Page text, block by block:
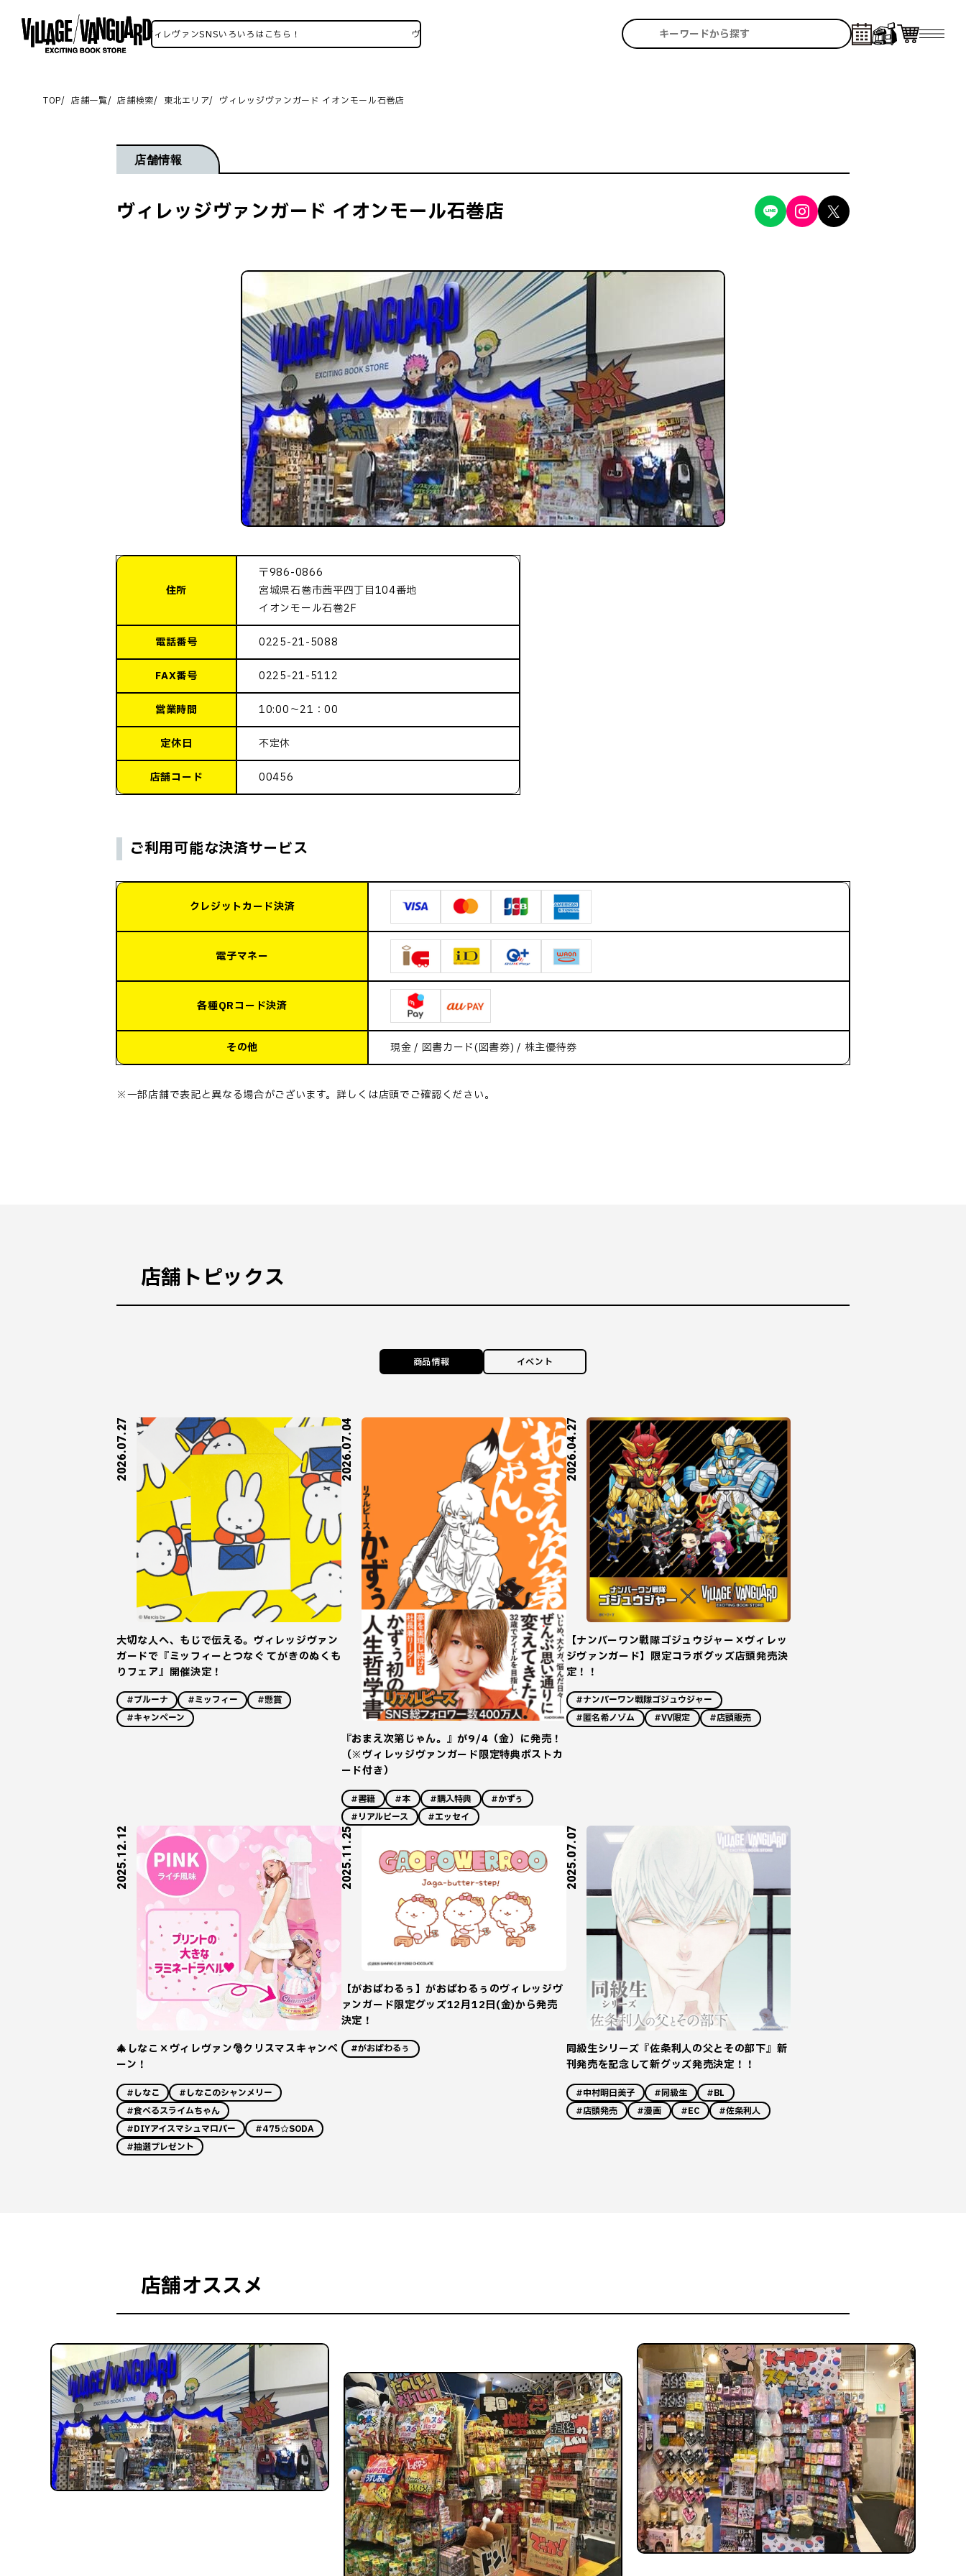
ヴィレヴァンSNSいろいろはこちら！ ヴィレヴァンSNSいろいろはこちら！
TOP 店舗一覧 店舗検索 東北エリア ヴィレッジヴァンガード イオンモール石巻店
店舗情報
ヴィレッジヴァンガード イオンモール石巻店
住所
〒986-0866
宮城県石巻市茜平四丁目104番地
イオンモール石巻2F
電話番号 0225-21-5088
FAX番号 0225-21-5112
営業時間 10:00～21：00
定休日 不定休
店舗コード 00456
ご利用可能な決済サービス
クレジットカード決済
電子マネー
各種QRコード決済
その他 現金 / 図書カード(図書券) / 株主優待券
※一部店舗で表記と異なる場合がございます。詳しくは店頭でご確認ください。
店舗トピックス
商品情報 イベント
2026.07.27
大切な人へ、もじで伝える。ヴィレッジヴァン
ガードで『ミッフィーとつなぐ てがきのぬくも
りフェア』開催決定！
#ブルーナ #ミッフィー
#懸賞
#キャンペーン
2026.07.04
『おまえ次第じゃん。』が9/4（金）に発売！
（※ヴィレッジヴァンガード限定特典ポストカ
ード付き）
#書籍 #本 #購入特典
#かずぅ
#リアルピース
#エッセイ
2026.04.27
【ナンバーワン戦隊ゴジュウジャー×ヴィレッ
ジヴァンガード】限定コラボグッズ店頭発売決
定！！
#ナンバーワン戦隊ゴジュウジャー
#匿名希ノゾム
#VV限定 #店頭販売
2025.12.12
🎄しなこ×ヴィレヴァン🎅クリスマスキャンペ
ーン！
#しなこ
#しなこのシャンメリー
#食べるスライムちゃん
#DIYアイスマシュマロバー
#475☆SODA
#抽選プレゼント
2025.11.25
【がおぱわるぅ】がおぱわるぅのヴィレッジヴ
ァンガード限定グッズ12月12日(金)から発売
決定！
#がおぱわるぅ
2025.07.07
同級生シリーズ『佐条利人の父とその部下』新
刊発売を記念して新グッズ発売決定！！
#中村明日美子 #同級生
#BL
#店頭発売
#漫画 #EC #佐条利人
店舗オススメ